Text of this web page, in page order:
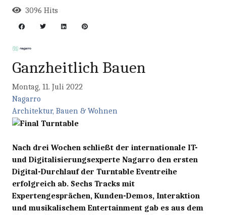
3096 Hits
Ganzheitlich Bauen
Montag, 11. Juli 2022
Nagarro
Architektur, Bauen & Wohnen
Nach drei Wochen schließt der internationale IT-
und Digitalisierungsexperte Nagarro den ersten
Digital-Durchlauf der Turntable Eventreihe
erfolgreich ab. Sechs Tracks mit
Expertengesprächen, Kunden-Demos, Interaktion
und musikalischem Entertainment gab es aus dem